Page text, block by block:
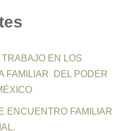
EN LOS
FAMILIAR DEL PODER
ENCUENTRO FAMILIAR